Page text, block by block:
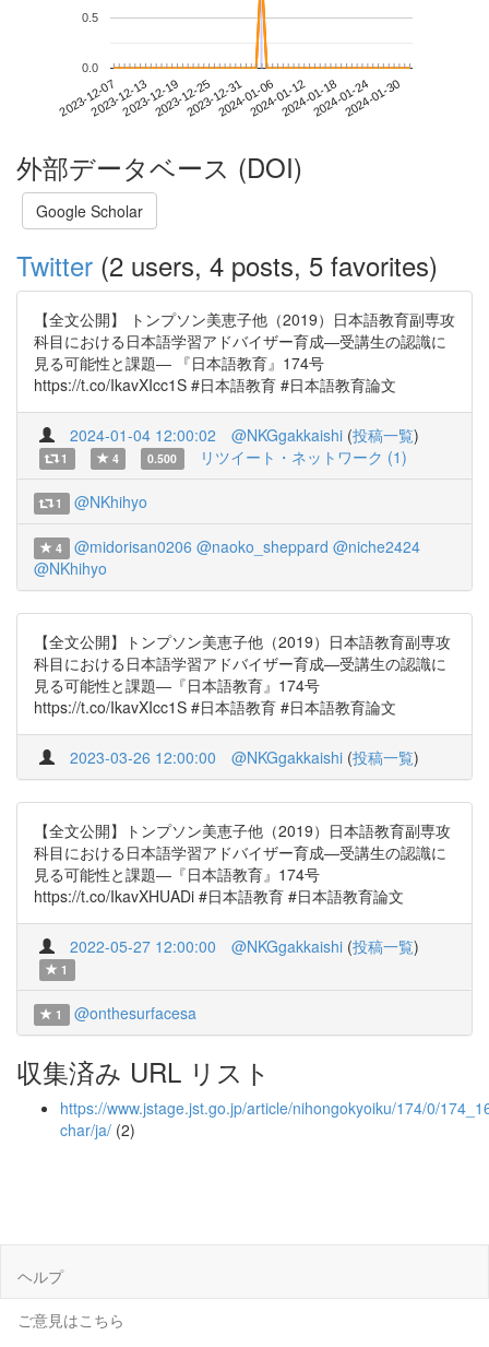
2023-12-072023-12-132023-12-192023-12-252023-12-312024-01-062024-01-122024-01-182024-01-242024-01-30
0.0
0.5
外部データベース (DOI)
Google Scholar
Twitter (2 users, 4 posts, 5 favorites)
【全文公開】 トンプソン美恵子他（2019）日本語教育副専攻
科目における日本語学習アドバイザー育成―受講生の認識に
見る可能性と課題― 『日本語教育』174号
https://t.co/IkavXIcc1S #日本語教育 #日本語教育論文
2024-01-04 12:00:02 @NKGgakkaishi (投稿一覧)
1 4 0.500 リツイート・ネットワーク (1)
1 @NKhihyo
4 @midorisan0206 @naoko_sheppard @niche2424
@NKhihyo
【全文公開】トンプソン美恵子他（2019）日本語教育副専攻
科目における日本語学習アドバイザー育成―受講生の認識に
見る可能性と課題―『日本語教育』174号
https://t.co/IkavXIcc1S #日本語教育 #日本語教育論文
2023-03-26 12:00:00 @NKGgakkaishi (投稿一覧)
【全文公開】トンプソン美恵子他（2019）日本語教育副専攻
科目における日本語学習アドバイザー育成―受講生の認識に
見る可能性と課題―『日本語教育』174号
https://t.co/IkavXHUADi #日本語教育 #日本語教育論文
2022-05-27 12:00:00 @NKGgakkaishi (投稿一覧)
1
1 @onthesurfacesa
収集済み URL リスト
https://www.jstage.jst.go.jp/article/nihongokyoiku/174/0/
char/ja/ (2)
ヘルプ
ご意見はこちら